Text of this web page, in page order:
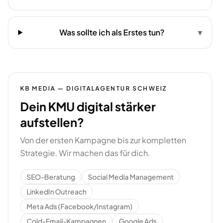
Was sollte ich als Erstes tun? ▾
KB MEDIA — DIGITALAGENTUR SCHWEIZ
Dein KMU digital stärker
aufstellen?
Von der ersten Kampagne bis zur kompletten
Strategie. Wir machen das für dich.
SEO-Beratung
Social Media Management
LinkedIn Outreach
Meta Ads (Facebook/Instagram)
Cold-Email-Kampagnen
Google Ads